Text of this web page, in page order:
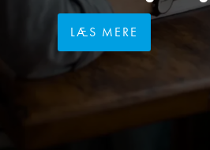
LÆS MERE